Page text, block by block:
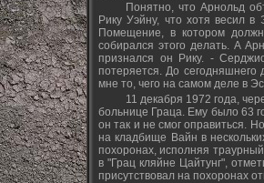
Понятно, что Арнольд
Рику Уэйну, что хотя весил
Помещение, в котором
собирался этого делать. А
признался он Рику. -
потеряется. До
мне то, чего на самом деле в
11 декабря 1972 года,
больнице Граца. Ему было 63
он так и не смог оправиться.
на кладбище Вайн в
похоронах, исполняя
в "Грац кляйне Цайтунг",
присутствовал на похоронах